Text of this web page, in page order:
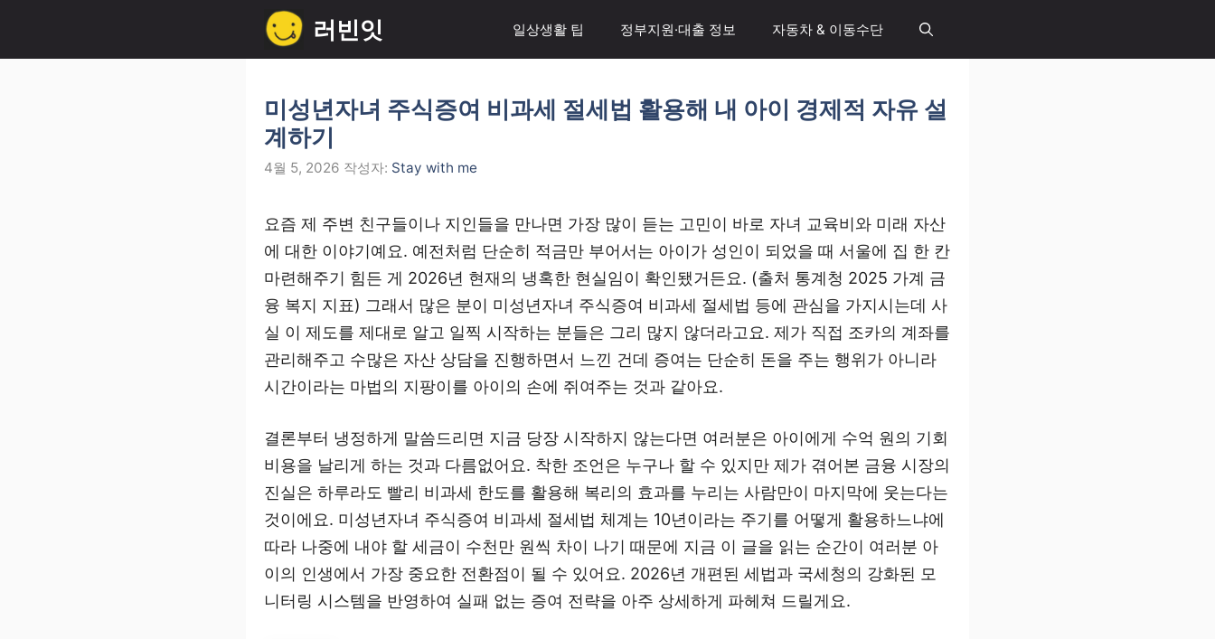
러빈잇 일상생활 팁 정부지원·대출 정보 자동차 & 이동수단
미성년자녀 주식증여 비과세 절세법 활용해 내 아이 경제적 자유 설
계하기
4월 5, 2026 작성자: Stay with me
요즘 제 주변 친구들이나 지인들을 만나면 가장 많이 듣는 고민이 바로 자녀 교육비와 미래 자산
에 대한 이야기예요. 예전처럼 단순히 적금만 부어서는 아이가 성인이 되었을 때 서울에 집 한 칸
마련해주기 힘든 게 2026년 현재의 냉혹한 현실임이 확인됐거든요. (출처 통계청 2025 가계 금
융 복지 지표) 그래서 많은 분이 미성년자녀 주식증여 비과세 절세법 등에 관심을 가지시는데 사
실 이 제도를 제대로 알고 일찍 시작하는 분들은 그리 많지 않더라고요. 제가 직접 조카의 계좌를
관리해주고 수많은 자산 상담을 진행하면서 느낀 건데 증여는 단순히 돈을 주는 행위가 아니라
시간이라는 마법의 지팡이를 아이의 손에 쥐여주는 것과 같아요.
결론부터 냉정하게 말씀드리면 지금 당장 시작하지 않는다면 여러분은 아이에게 수억 원의 기회
비용을 날리게 하는 것과 다름없어요. 착한 조언은 누구나 할 수 있지만 제가 겪어본 금융 시장의
진실은 하루라도 빨리 비과세 한도를 활용해 복리의 효과를 누리는 사람만이 마지막에 웃는다는
것이에요. 미성년자녀 주식증여 비과세 절세법 체계는 10년이라는 주기를 어떻게 활용하느냐에
따라 나중에 내야 할 세금이 수천만 원씩 차이 나기 때문에 지금 이 글을 읽는 순간이 여러분 아
이의 인생에서 가장 중요한 전환점이 될 수 있어요. 2026년 개편된 세법과 국세청의 강화된 모
니터링 시스템을 반영하여 실패 없는 증여 전략을 아주 상세하게 파헤쳐 드릴게요.